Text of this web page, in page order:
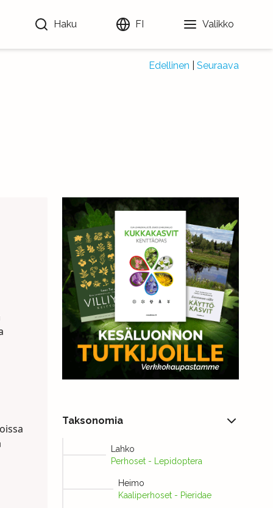
Haku FI Valikko
Edellinen Seuraava
Taksonomia
Lahko
Perhoset - Lepidoptera
Heimo
Kaaliperhoset - Pieridae